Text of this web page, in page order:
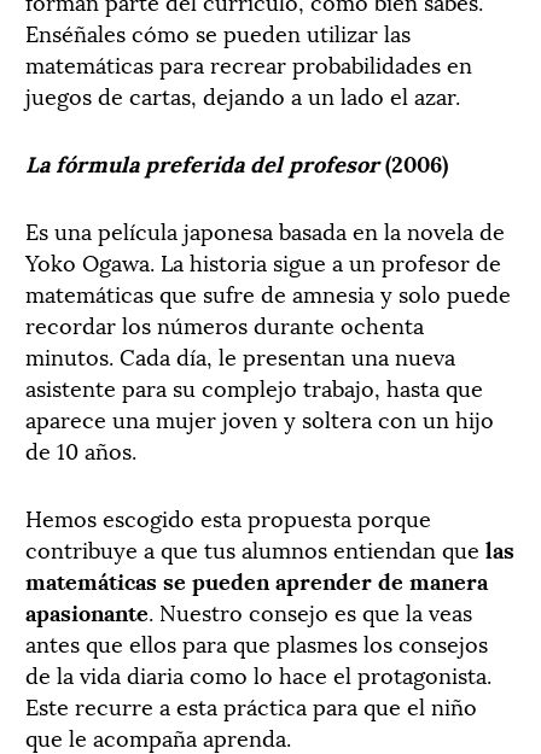
Enséñales cómo se pueden utilizar las
matemáticas para recrear probabilidades en
juegos de cartas, dejando a un lado el azar.
La fórmula preferida del profesor(2006)
Es una película japonesa basada en la novela de
Yoko Ogawa. La historia sigue a un profesor de
matemáticas que sufre de amnesia y solo puede
recordar los números durante ochenta
minutos. Cada día, le presentan una nueva
asistente para su complejo trabajo, hasta que
aparece una mujer joven y soltera con un hijo
de 10 años.
Hemos escogido esta propuesta porque
contribuye a que tus alumnos entiendan que las
matemáticas se pueden aprender de manera
apasionante. Nuestro consejo es que la veas
antes que ellos para que plasmes los consejos
de la vida diaria como lo hace el protagonista.
Este recurre a esta práctica para que el niño
que le acompaña aprenda.